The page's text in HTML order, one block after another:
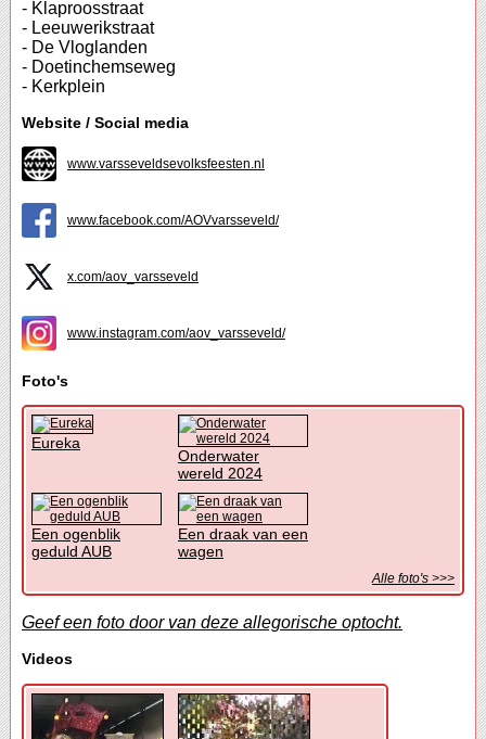
- Klaproosstraat
- Leeuwerikstraat
- De Vloglanden
- Doetinchemseweg
- Kerkplein
Website / Social media
www.varsseveldsevolksfeesten.nl
www.facebook.com/AOVvarsseveld/
x.com/aov_varsseveld
www.instagram.com/aov_varsseveld/
Foto's
Eureka
Onderwater
wereld 2024
Een ogenblik
geduld AUB
Een draak van een
wagen
Alle foto's >>>
Geef een foto door van deze allegorische optocht.
Videos